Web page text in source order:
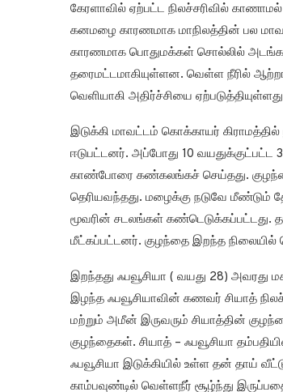
கேரளாவில் ஏற்பட்ட நிலச்சரிவில்
கனமழை காரணமாக மாநிலத்தின் பல
காரணமாக பொதுமக்கள் சொல்லில் அடங்கா
தரைமட்டமாகியுள்ளன. வெள்ள நீரில்
வெளியாகி அதிர்ச்சியை
இடுக்கி மாவட்டம் கொக்காயர் கிராமத்தில்
ஈடுபட்டனர். அப்போது 10
காண்போரை கண்கலங்கச் செய்தது.
தெரியவந்தது. மழைக்கு நடுவே மீண்டும்
மூவரின் சடலங்கள் கண்டெடுக்கப்பட்டது.
மீட்கப்பட்டனர். குழந்தை இறந்த நிலையில்
இறந்தது ஃபவூசியா ( வயது 28)
இழந்த ஃபவூசியாவின் கணவர் சியாத்
மற்றும் அமீன் இருவரும் சியாத்தின்
குழந்தைகள். சியாத் – ஃபவூசியா
ஃபவூசியா இடுக்கியில் உள்ள தன் தாய்
காம்பவுண்டில் வெள்ளநீர் சூழ்ந்து